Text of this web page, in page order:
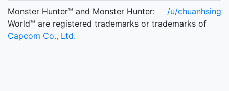
/u/chuanhsing
Monster Hunter™ and Monster Hunter:
World™ are registered trademarks or trademarks of
Capcom Co., Ltd.